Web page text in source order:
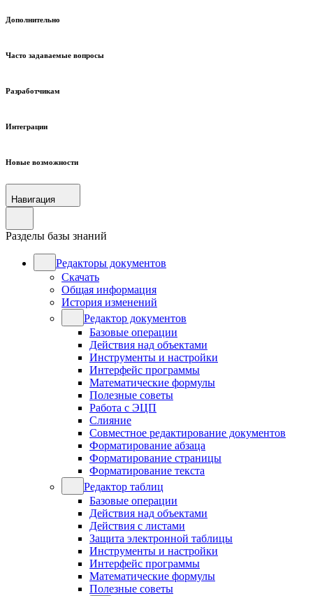
Дополнительно
Часто задаваемые вопросы
Разработчикам
Интеграции
Новые возможности
Навигация
Разделы базы знаний
Редакторы документов
Скачать
Общая информация
История изменений
Редактор документов
Базовые операции
Действия над объектами
Инструменты и настройки
Интерфейс программы
Математические формулы
Полезные советы
Работа с ЭЦП
Слияние
Совместное редактирование документов
Форматирование абзаца
Форматирование страницы
Форматирование текста
Редактор таблиц
Базовые операции
Действия над объектами
Действия с листами
Защита электронной таблицы
Инструменты и настройки
Интерфейс программы
Математические формулы
Полезные советы